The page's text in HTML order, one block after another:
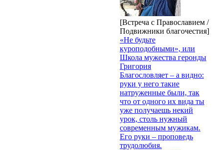
[Встреча с Православием /
Подвижники благочестия]
«Не будьте
куроподобными», или
Школа мужества геронды
Григория
Благословляет – а видно:
руки у него такие
натруженные были, так
что от одного их вида ты
уже получаешь некий
урок, столь нужный
современным мужикам.
Его руки – проповедь
трудолюбия.